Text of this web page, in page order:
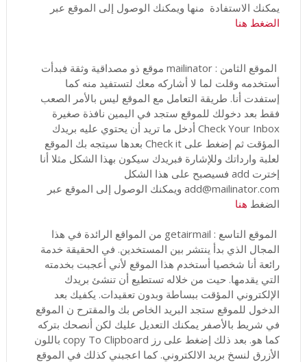
يمكنك الاستفادة منها ويمكنك الوصول إلى الموقع عبر
الضغط هنا
الموقع الثامن : mailinator موقع ذو مصداقية وثقة فبدأت
أستخدمه وقلت لما لا أشاركه معك لتستفيد منه كما
إستفدت أنا. طريقة التعامل مع الموقع ليس بالأمر الصعب
فقط بعد دخولك للموقع ستجد في اليمين نافذة صغيرة
Check Your Inbox أدخل ما تريد أن يحتوي عليه بريدك
المؤقت ثم إضغط على Check it بعدها سيتجه بك الموقع
لعلبة وارداتك وللإشارة فبريدك سيكون بهذا الشكل مثلا أنا
إخترت add فسيصبح على هذا الشكل
add@mailinator.com ويمكنك الوصول إلى الموقع عبر
الضغط هنا
الموقع التاسع : getairmail من المواقع الرائدة في هذا
المجال الذي بدأ ينتشر بين المستخدين. في الحقيقة خدمة
رائعة أنا شخصيا أستخدم هذا الموقع لأني أعجبت بخدمته
التي يقدمها. حيت من خلاله تستطيع أن تنشئ بريدك
الإلكتروني المؤقت ببساطة وبدون تعقيدات. يكفيك بعد
الدخول للموقع ستجد البريد الخاص بك والمقترح ن الموقع
في شريط بالأصفر يمكنك التعديل عليك لكن أنصحك بتركه
كما هو. بعد ذلك إضغط على رز copy To Clipboard باللون
الأزرق لنسخ بريد الالكتروني. كما اعجبني كذلك في الموقع